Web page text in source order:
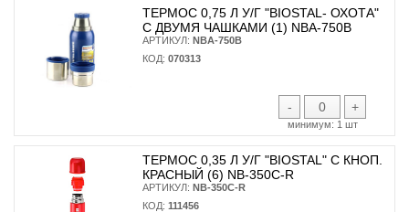
ТЕРМОС 0,75 Л У/Г "BIOSTAL- ОХОТА"
С ДВУМЯ ЧАШКАМИ (1) NBA-750B
АРТИКУЛ: NBA-750B
КОД: 070313
- +
минимум: 1 шт
ТЕРМОС 0,35 Л У/Г "BIOSTAL" С КНОП.
КРАСНЫЙ (6) NB-350С-R
АРТИКУЛ: NB-350С-R
КОД: 111456